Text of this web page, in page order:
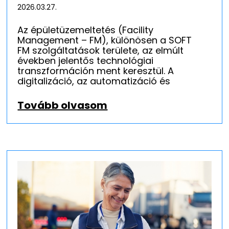
2026.03.27.
Az épületüzemeltetés (Facility
Management – FM), különösen a SOFT
FM szolgáltatások területe, az elmúlt
években jelentős technológiai
transzformáción ment keresztül. A
digitalizáció, az automatizáció és
Tovább olvasom